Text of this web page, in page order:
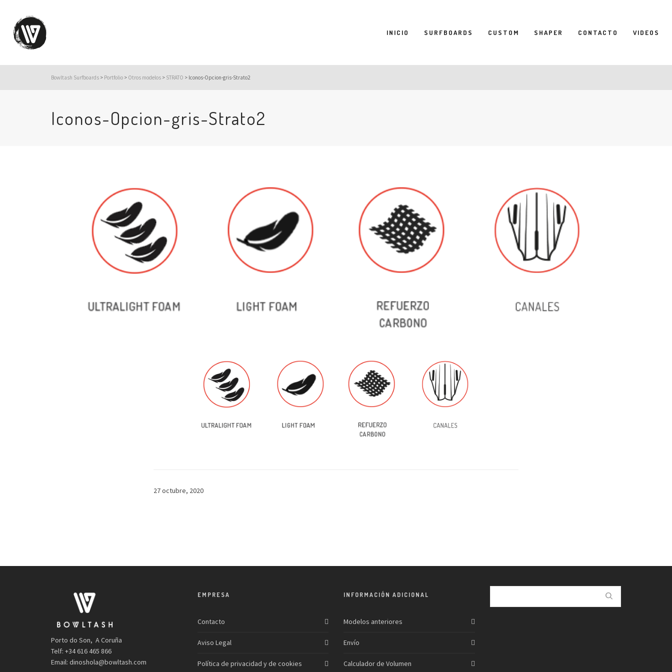
INICIO SURFBOARDS CUSTOM SHAPER CONTACTO VIDEOS
Bowltash Surfboards > Portfolio > Otros modelos > STRATO > Iconos-Opcion-gris-Strato2
Iconos-Opcion-gris-Strato2
27 octubre, 2020
Porto do Son, A Coruña
Telf: +34 616 465 866
Email: dinoshola@bowltash.com
EMPRESA
Contacto
Aviso Legal
Política de privacidad y de cookies
INFORMACIÓN ADICIONAL
Modelos anteriores
Envío
Calculador de Volumen